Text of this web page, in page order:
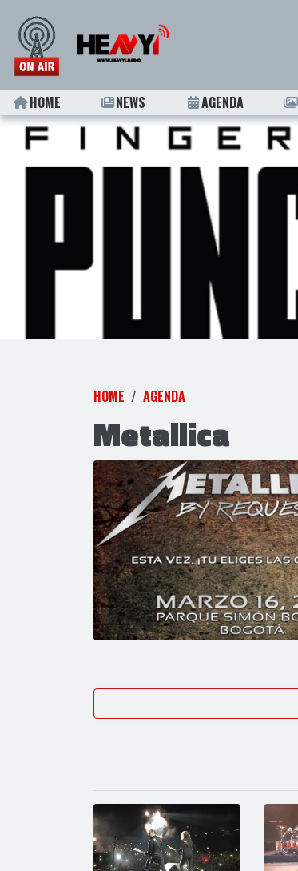
HOME NEWS AGENDA
HOME AGENDA
Metallica